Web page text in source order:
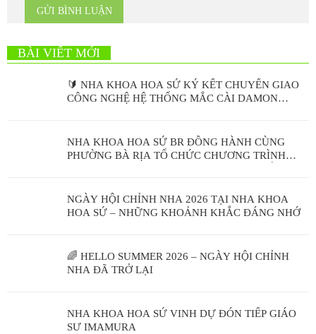
BÀI VIẾT MỚI
🔰 NHA KHOA HOA SỨ KÝ KẾT CHUYỂN GIAO
CÔNG NGHỆ HỆ THỐNG MẮC CÀI DAMON
NHA KHOA HOA SỨ BR ĐỒNG HÀNH CÙNG
PHƯỜNG BÀ RỊA TỔ CHỨC CHƯƠNG TRÌNH
NGÀY HỘI CHỈNH NHA 2026 TẠI NHA KHOA
HOA SỨ – NHỮNG KHOẢNH KHẮC ĐÁNG NHỚ
🌈 HELLO SUMMER 2026 – NGÀY HỘI CHỈNH
NHA ĐÃ TRỞ LẠI
NHA KHOA HOA SỨ VINH DỰ ĐÓN TIẾP GIÁO
SƯ IMAMURA